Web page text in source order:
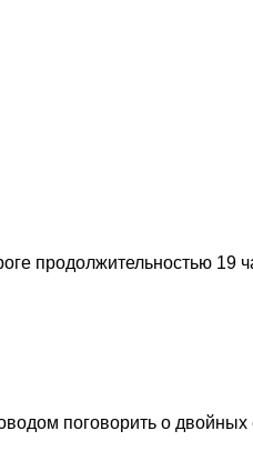
продолжительностью 19
поговорить о двойных